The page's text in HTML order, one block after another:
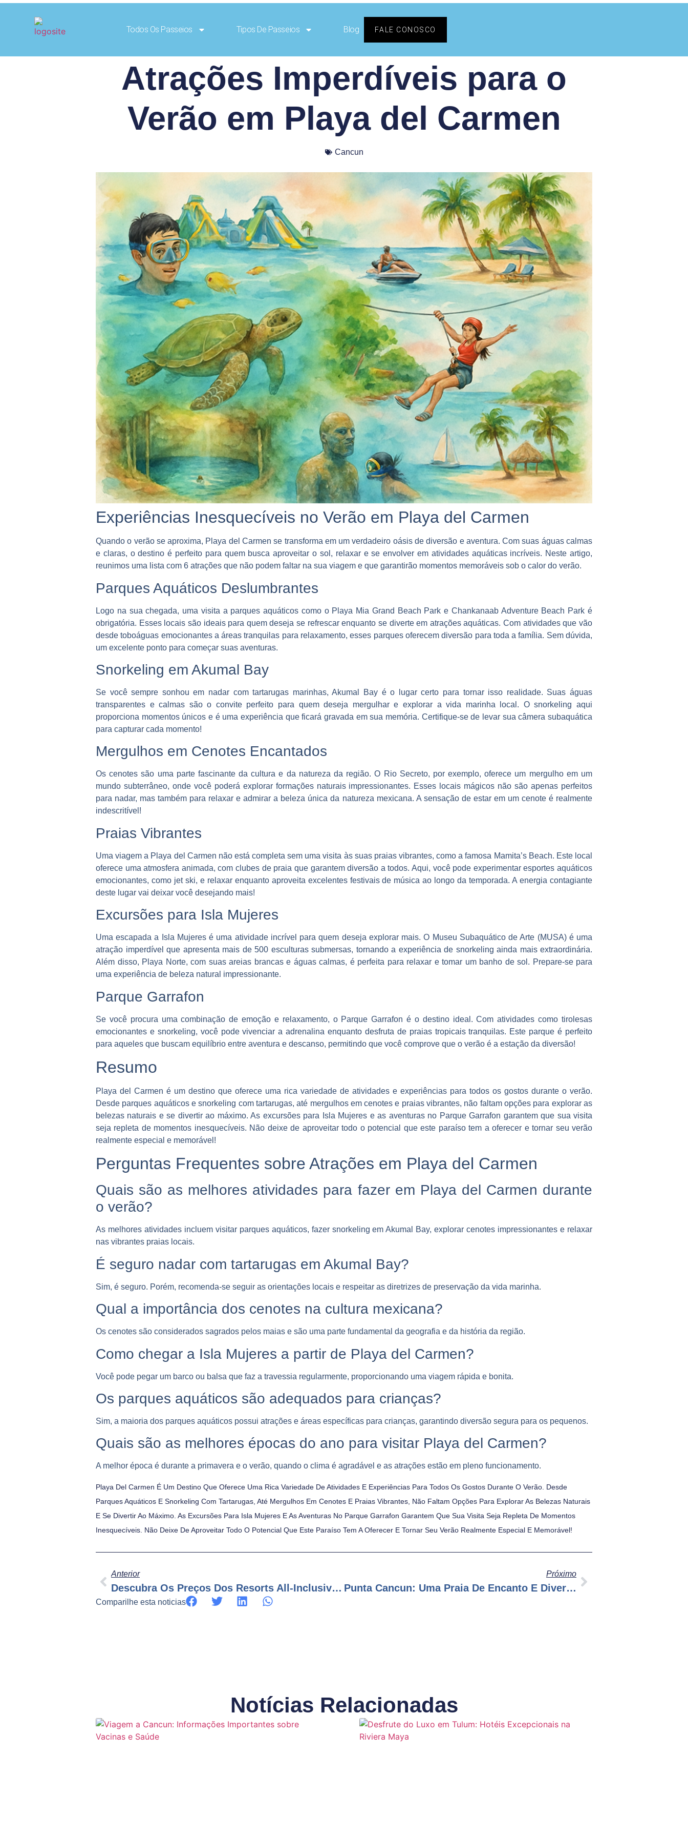
Todos Os Passeios Tipos De Passeios Blog FALE CONOSCO
Atrações Imperdíveis para o
Verão em Playa del Carmen
Cancun
Experiências Inesquecíveis no Verão em Playa del Carmen
Quando o verão se aproxima, Playa del Carmen se transforma em um verdadeiro oásis de diversão e aventura. Com suas águas calmas
e claras, o destino é perfeito para quem busca aproveitar o sol, relaxar e se envolver em atividades aquáticas incríveis. Neste artigo,
reunimos uma lista com 6 atrações que não podem faltar na sua viagem e que garantirão momentos memoráveis sob o calor do verão.
Parques Aquáticos Deslumbrantes
Logo na sua chegada, uma visita a parques aquáticos como o Playa Mia Grand Beach Park e Chankanaab Adventure Beach Park é
obrigatória. Esses locais são ideais para quem deseja se refrescar enquanto se diverte em atrações aquáticas. Com atividades que vão
desde toboáguas emocionantes a áreas tranquilas para relaxamento, esses parques oferecem diversão para toda a família. Sem dúvida,
um excelente ponto para começar suas aventuras.
Snorkeling em Akumal Bay
Se você sempre sonhou em nadar com tartarugas marinhas, Akumal Bay é o lugar certo para tornar isso realidade. Suas águas
transparentes e calmas são o convite perfeito para quem deseja mergulhar e explorar a vida marinha local. O snorkeling aqui
proporciona momentos únicos e é uma experiência que ficará gravada em sua memória. Certifique-se de levar sua câmera subaquática
para capturar cada momento!
Mergulhos em Cenotes Encantados
Os cenotes são uma parte fascinante da cultura e da natureza da região. O Rio Secreto, por exemplo, oferece um mergulho em um
mundo subterrâneo, onde você poderá explorar formações naturais impressionantes. Esses locais mágicos não são apenas perfeitos
para nadar, mas também para relaxar e admirar a beleza única da natureza mexicana. A sensação de estar em um cenote é realmente
indescritível!
Praias Vibrantes
Uma viagem a Playa del Carmen não está completa sem uma visita às suas praias vibrantes, como a famosa Mamita’s Beach. Este local
oferece uma atmosfera animada, com clubes de praia que garantem diversão a todos. Aqui, você pode experimentar esportes aquáticos
emocionantes, como jet ski, e relaxar enquanto aproveita excelentes festivais de música ao longo da temporada. A energia contagiante
deste lugar vai deixar você desejando mais!
Excursões para Isla Mujeres
Uma escapada a Isla Mujeres é uma atividade incrível para quem deseja explorar mais. O Museu Subaquático de Arte (MUSA) é uma
atração imperdível que apresenta mais de 500 esculturas submersas, tornando a experiência de snorkeling ainda mais extraordinária.
Além disso, Playa Norte, com suas areias brancas e águas calmas, é perfeita para relaxar e tomar um banho de sol. Prepare-se para
uma experiência de beleza natural impressionante.
Parque Garrafon
Se você procura uma combinação de emoção e relaxamento, o Parque Garrafon é o destino ideal. Com atividades como tirolesas
emocionantes e snorkeling, você pode vivenciar a adrenalina enquanto desfruta de praias tropicais tranquilas. Este parque é perfeito
para aqueles que buscam equilíbrio entre aventura e descanso, permitindo que você comprove que o verão é a estação da diversão!
Resumo
Playa del Carmen é um destino que oferece uma rica variedade de atividades e experiências para todos os gostos durante o verão.
Desde parques aquáticos e snorkeling com tartarugas, até mergulhos em cenotes e praias vibrantes, não faltam opções para explorar as
belezas naturais e se divertir ao máximo. As excursões para Isla Mujeres e as aventuras no Parque Garrafon garantem que sua visita
seja repleta de momentos inesquecíveis. Não deixe de aproveitar todo o potencial que este paraíso tem a oferecer e tornar seu verão
realmente especial e memorável!
Perguntas Frequentes sobre Atrações em Playa del Carmen
Quais são as melhores atividades para fazer em Playa del Carmen durante
o verão?
As melhores atividades incluem visitar parques aquáticos, fazer snorkeling em Akumal Bay, explorar cenotes impressionantes e relaxar
nas vibrantes praias locais.
É seguro nadar com tartarugas em Akumal Bay?
Sim, é seguro. Porém, recomenda-se seguir as orientações locais e respeitar as diretrizes de preservação da vida marinha.
Qual a importância dos cenotes na cultura mexicana?
Os cenotes são considerados sagrados pelos maias e são uma parte fundamental da geografia e da história da região.
Como chegar a Isla Mujeres a partir de Playa del Carmen?
Você pode pegar um barco ou balsa que faz a travessia regularmente, proporcionando uma viagem rápida e bonita.
Os parques aquáticos são adequados para crianças?
Sim, a maioria dos parques aquáticos possui atrações e áreas específicas para crianças, garantindo diversão segura para os pequenos.
Quais são as melhores épocas do ano para visitar Playa del Carmen?
A melhor época é durante a primavera e o verão, quando o clima é agradável e as atrações estão em pleno funcionamento.
Playa Del Carmen É Um Destino Que Oferece Uma Rica Variedade De Atividades E Experiências Para Todos Os Gostos Durante O Verão. Desde
Parques Aquáticos E Snorkeling Com Tartarugas, Até Mergulhos Em Cenotes E Praias Vibrantes, Não Faltam Opções Para Explorar As Belezas Naturais
E Se Divertir Ao Máximo. As Excursões Para Isla Mujeres E As Aventuras No Parque Garrafon Garantem Que Sua Visita Seja Repleta De Momentos
Inesquecíveis. Não Deixe De Aproveitar Todo O Potencial Que Este Paraíso Tem A Oferecer E Tornar Seu Verão Realmente Especial E Memorável!
Anterior
Descubra Os Preços Dos Resorts All-Inclusive Em Cancun
Próximo
Punta Cancun: Uma Praia De Encanto E Diversão
Comparilhe esta noticias
Notícias Relacionadas